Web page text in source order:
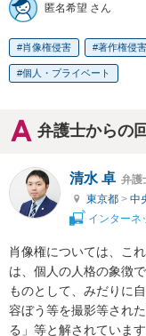
匿名希望 さん
肖像権侵害 著作権侵害
個人・プライベート
弁護士からの
清水 卓 弁護
東京都 > 中
インターネ
肖像権については、こ
は、個人の人格の象徴
ものとして、みだりに
容ぼう等を撮影等され
る」等と解されています